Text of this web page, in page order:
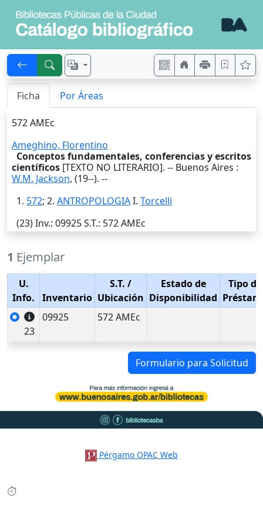
Ficha Por Áreas
572 AMEc
Ameghino, Florentino
Conceptos fundamentales, conferencias y escritos
científicos [TEXTO NO LITERARIO]. -- Buenos Aires :
W.M. Jackson, (19--). --
1. 572; 2. ANTROPOLOGIAI. Torcelli
(23)Inv.: 09925S.T.: 572 AMEc
1 Ejemplar
U.
Info.
Inventario
S.T. /
Ubicación
Estado de
Disponibilidad
Tipo de
23
09925 572 AMEc
Formulario para Solicitud
Pérgamo OPAC Web